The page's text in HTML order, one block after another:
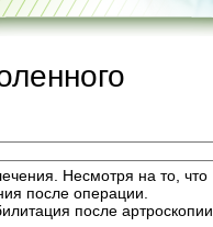
Несмотря на то, что
после операции.
после артроскопии